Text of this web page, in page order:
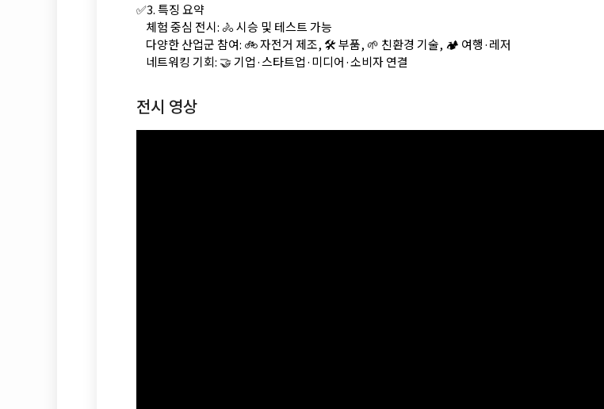
✅3. 특징 요약
체험 중심 전시: 🚴 시승 및 테스트 가능
다양한 산업군 참여: 🚲 자전거 제조, 🛠️ 부품, 🌱 친환경 기술, 🏕️ 여행·레저
네트워킹 기회: 🤝 기업·스타트업·미디어·소비자 연결
전시 영상